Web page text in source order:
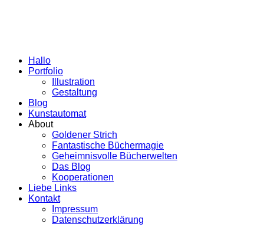
Hallo
Portfolio
Illustration
Gestaltung
Blog
Kunstautomat
About
Goldener Strich
Fantastische Büchermagie
Geheimnisvolle Bücherwelten
Das Blog
Kooperationen
Liebe Links
Kontakt
Impressum
Datenschutzerklärung